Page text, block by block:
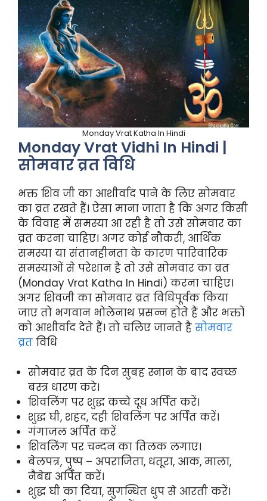
Monday Vrat Katha In Hindi
Monday Vrat Vidhi In Hindi |
सोमवार व्रत विधि
भक्त शिव जी का आशीर्वाद पाने के लिए सोमवार
का व्रत रखते हैं। ऐसा माना जाता है कि अगर किसी
के विवाह में समस्या आ रही है तो उसे सोमवार का
व्रत करना चाहिए। अगर कोई नौकरी, आर्थिक
समस्या या संतानहीनता के कारण पारिवारिक
समस्याओं से परेशान है तो उसे सोमवार का व्रत
(Monday Vrat Katha In Hindi) करना चाहिए।
अगर शिवजी का सोमवार व्रत विधिपूर्वक किया
जाए तो भगवान भोलेनाथ प्रसन्न होते हैं और भक्तों
को आशीर्वाद देते हैं। तो चलिए जानते है सोमवार
व्रत विधि
सोमवार व्रत के दिन सुबह स्नान के बाद स्वच्छ
बस्त्र धारण करे।
शिवलिंग पर शुद्ध कच्चे दूध अर्पित करें।
शुद्ध घी, शहद, दही शिवलिंग पर अर्पित करें।
गंगाजल अर्पित करें
शिवलिंग पर चन्दन का तिलक लगाए।
बेलपत्र, पुष्प – अपराजिता, धतूरा, आक, माला,
नैबेद्य अर्पित करें।
शुद्ध घी का दिया, सुगन्धित धुप से आरती करें।